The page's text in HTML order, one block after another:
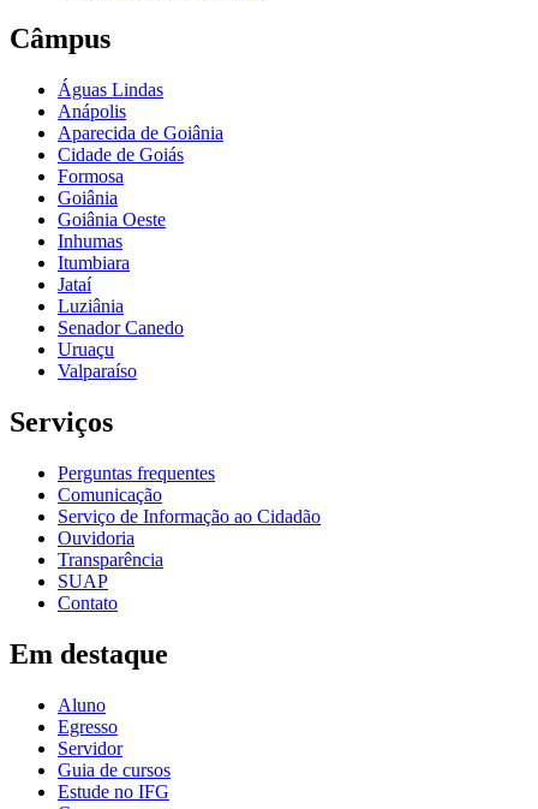
Câmpus
Águas Lindas
Anápolis
Aparecida de Goiânia
Cidade de Goiás
Formosa
Goiânia
Goiânia Oeste
Inhumas
Itumbiara
Jataí
Luziânia
Senador Canedo
Uruaçu
Valparaíso
Serviços
Perguntas frequentes
Comunicação
Serviço de Informação ao Cidadão
Ouvidoria
Transparência
SUAP
Contato
Em destaque
Aluno
Egresso
Servidor
Guia de cursos
Estude no IFG